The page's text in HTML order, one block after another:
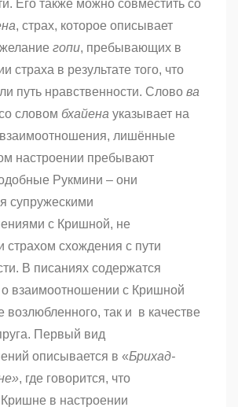
Его также можно совместить со
, страх, которое описывает
гопи, пребывающих в
страха в результате того, что
путь нравственности. Слово ва
словом бхайена указывает на
лишённые
настроении пребывают
Рукмини – они
супружескими
с Кришной, не
схождения с пути
В писаниях содержатся
взаимоотношении с Кришной
возлюбленного, так и в качестве
Первый вид
описывается в «Брихад-
, где говорится, что
в настроении